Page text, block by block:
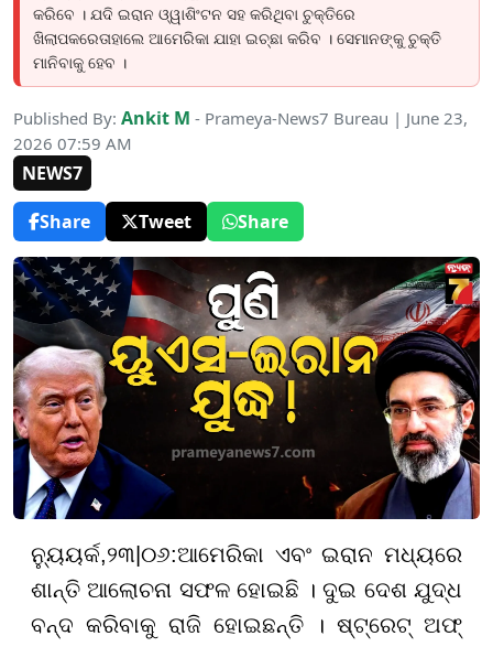
କରିବେ । ଯଦି ଇରାନ ଓ୍ୱାଶିଂଟନ ସହ କରିଥିବା ଚୁକ୍ତିରେ
ଖିଲାପକରେତାହାଲେ ଆମେରିକା ଯାହା ଇଚ୍ଛା କରିବ । ସେମାନଙ୍କୁ ଚୁକ୍ତି
ମାନିବାକୁ ହେବ ।
Published By: Ankit M - Prameya-News7 Bureau | June 23,
2026 07:59 AM
NEWS7
Share
Tweet Share
ନ୍ୟୁୟର୍କ,୨୩ ୦୬:ଆମେରିକା ଏବଂ ଇରାନ ମଧ୍ୟରେ
ଶାନ୍ତି ଆଲୋଚନା ସଫଳ ହୋଇଛି । ଦୁଇ ଦେଶ ଯୁଦ୍ଧ
ବନ୍ଦ କରିବାକୁ ରାଜି ହୋଇଛନ୍ତି । ଷ୍ଟ୍ରେଟ୍ ଅଫ୍